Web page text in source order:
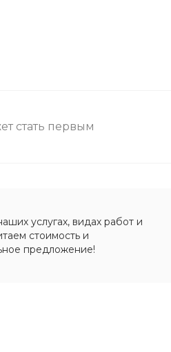
стать первым
услугах, видах работ и
стоимость и
предложение!